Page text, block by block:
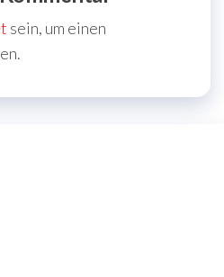
sein, um einen